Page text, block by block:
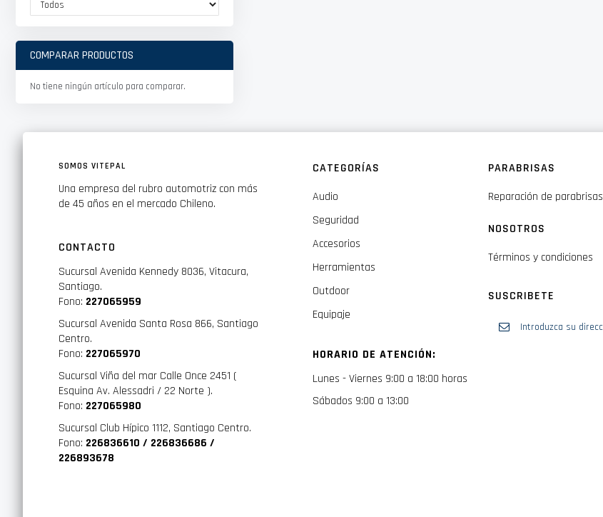
COMPARAR PRODUCTOS
No tiene ningún artículo para comparar.
SOMOS VITEPAL
Una empresa del rubro automotriz con más
de 45 años en el mercado Chileno.
CONTACTO
Sucursal Avenida Kennedy 8036, Vitacura,
Santiago.
Fono: 227065959
Sucursal Avenida Santa Rosa 866, Santiago
Centro.
Fono: 227065970
Sucursal Viña del mar Calle Once 2451 (
Esquina Av. Alessadri / 22 Norte ).
Fono: 227065980
Sucursal Club Hípico 1112, Santiago Centro.
Fono: 226836610 / 226836686 /
226893678
CATEGORÍAS
Audio
Seguridad
Accesorios
Herramientas
Outdoor
Equipaje
HORARIO DE ATENCIÓN:
Lunes - Viernes 9:00 a 18:00 horas
Sábados 9:00 a 13:00
PARABRISAS
Reparación de parabrisas
NOSOTROS
Términos y condiciones
SUSCRIBETE